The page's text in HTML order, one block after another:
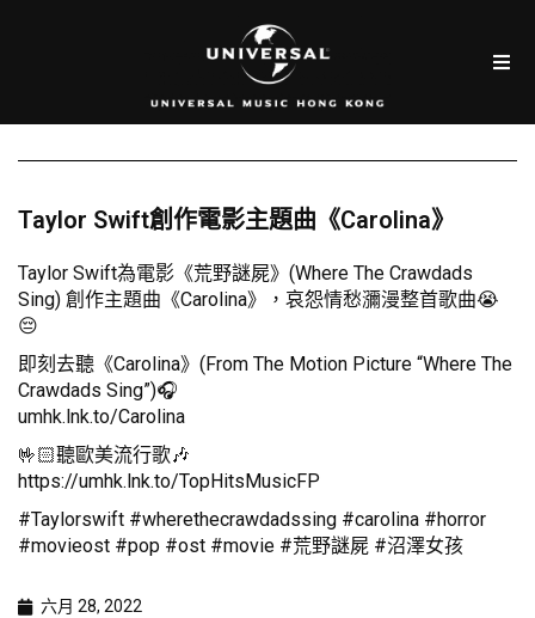
Taylor Swift創作電影主題曲《Carolina》
Taylor Swift為電影《荒野謎屍》(Where The Crawdads
Sing) 創作主題曲《Carolina》，哀怨情愁瀰漫整首歌曲😭
😔
即刻去聽《Carolina》(From The Motion Picture “Where The
Crawdads Sing”)🎧
umhk.lnk.to/Carolina
🤟🏻聽歐美流行歌🎶
https://umhk.lnk.to/TopHitsMusicFP
#Taylorswift #wherethecrawdadssing #carolina #horror
#movieost #pop #ost #movie #荒野謎屍 #沼澤女孩
六月 28, 2022